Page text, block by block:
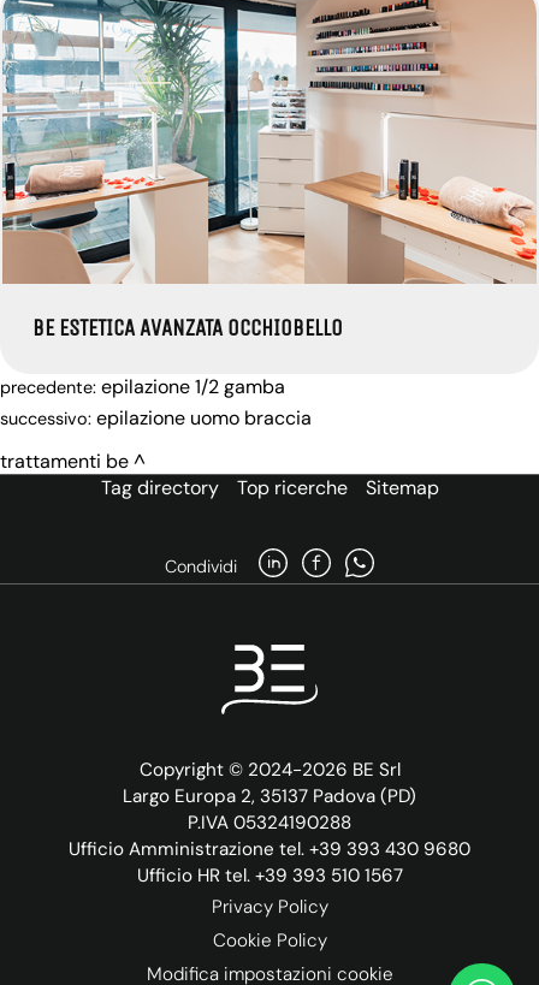
BE ESTETICA AVANZATA OCCHIOBELLO
precedente: epilazione 1/2 gamba
successivo: epilazione uomo braccia
trattamenti be
Tag directory
Top ricerche Sitemap
Condividi
Copyright © 2024-2026 BE Srl
Largo Europa 2, 35137 Padova (PD)
P.IVA 05324190288
Ufficio Amministrazione tel. +39 393 430 9680
Ufficio HR tel. +39 393 510 1567
Privacy Policy
Cookie Policy
Modifica impostazioni cookie